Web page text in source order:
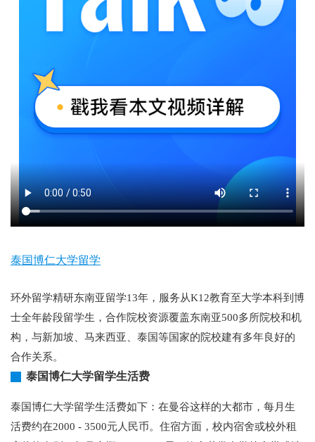
泰国博仁大学留学
环外留学精研东南亚留学13年，服务从K12教育至大学本科到博
士全年龄段留学生，合作院校资源覆盖东南亚500多所院校和机
构，与新加坡、马来西亚、泰国等国家的院校建有多年良好的
合作关系。
泰国博仁大学留学生活费
泰国博仁大学留学生活费如下：在曼谷这样的大都市，每月生
活费约在2000 - 3500元人民币。住宿方面，校内宿舍或校外租